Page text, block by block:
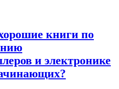
книги по
и электронике